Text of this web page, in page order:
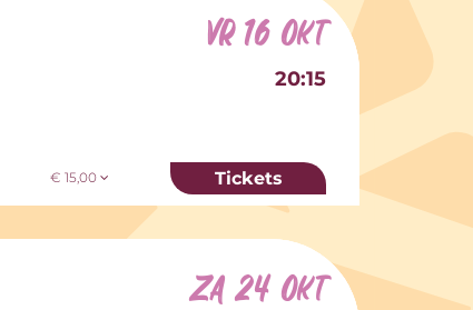
€ 15,00
vr 16 okt
20:15
Tickets
za 24 okt